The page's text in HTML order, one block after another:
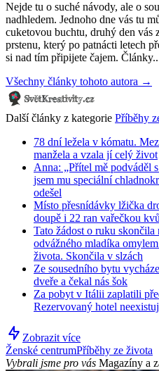
Nejde tu o suché návody, ale o
nadhledem. Jednoho dne vás tu
cuketovou buchtu, druhý den vás
prstenu, který po patnácti letech
si nad tím připijete čajem.
Všechny články tohoto autora →
Další články z kategorie Příběhy
78 dní ležela v kómatu.
manžela a vzala jí celý život
Anna: „Přítel mě podváděl
jsem mu speciální
odešel
Místo přesnídávky lžička
doupě i 22 ran vařečkou
Tato žádost o ruku
odvážného mladíka
života. Skončila v slzách
Ze sousedního bytu
dveře a čekal nás šok
Za pobyt v Itálii zaplatili
Rezervovaný hotel
Zobrazit více
Ženské centrumPříběhy ze života
Vybrali jsme pro vás Magazíny a